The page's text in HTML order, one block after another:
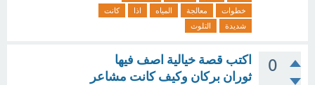
خطوات
معالجة المياه اذا
كانت
شديدة
التلوث
0
اكتب قصة خيالية اصف فيها
ثوران بركان وكيف كانت مشاعر